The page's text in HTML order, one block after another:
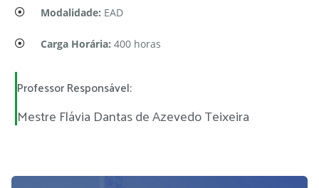
Modalidade: EAD
Carga Horária: 400 horas
Professor Responsável:
Mestre Flávia Dantas de Azevedo Teixeira